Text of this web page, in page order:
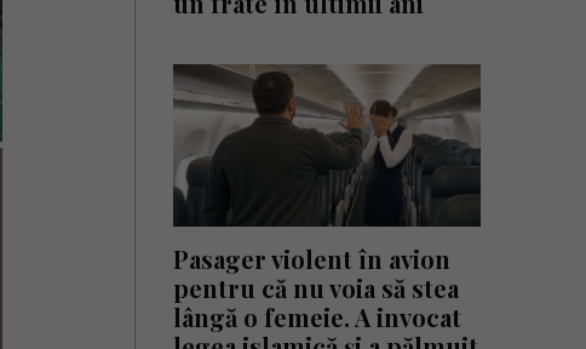
Pasager violent în avion
pentru că nu voia să stea
lângă o femeie. A invocat